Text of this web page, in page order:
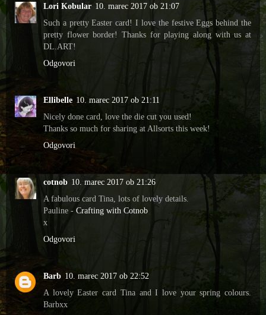
Lori Kobular 10. marec 2017 ob 21:07
Such a pretty Easter card! I love the festive Eggs behind the
pretty flower border! Thanks for playing along with us at
DL.ART!
Odgovori
Ellibelle 10. marec 2017 ob 21:11
Nicely done card, love the die cut you used!
Thanks so much for sharing at Allsorts this week!
Odgovori
cotnob 10. marec 2017 ob 21:26
A fabulous card Tina, lots of lovely details.
Pauline - Crafting with Cotnob
x
Odgovori
Barb 10. marec 2017 ob 22:52
A lovely Easter card Tina and I love your spring colours.
Barbxx